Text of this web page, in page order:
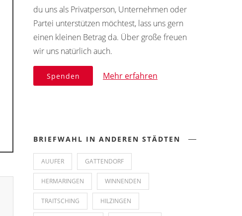
du uns als Privatperson, Unternehmen oder
Partei unterstützen möchtest, lass uns gern
einen kleinen Betrag da. Über große freuen
wir uns natürlich auch.
Spenden Mehr erfahren
BRIEFWAHL IN ANDEREN STÄDTEN
AUUFER GATTENDORF
HERMARINGEN WINNENDEN
TRAITSCHING HILZINGEN